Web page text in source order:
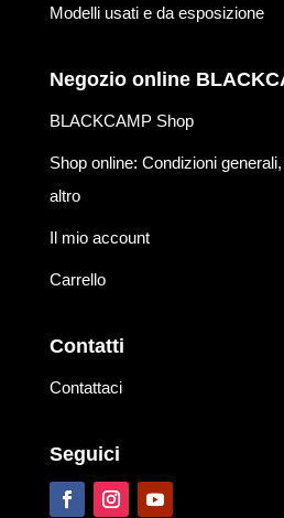
Modelli usati e da esposizione
Negozio online
BLACKCAMP Shop
Shop online: Condizioni
altro
Il mio account
Carrello
Contatti
Contattaci
Seguici